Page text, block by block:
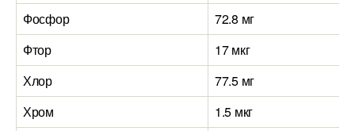
Фосфор
72.8 мг
Фтор
17 мкг
Хлор
77.5 мг
Хром
1.5 мкг